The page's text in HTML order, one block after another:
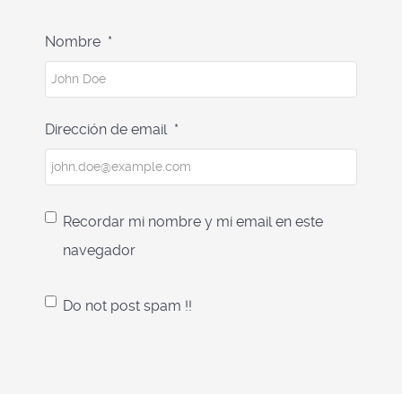
Nombre *
Dirección de email *
Recordar mi nombre y mi email en este
navegador
Do not post spam !!